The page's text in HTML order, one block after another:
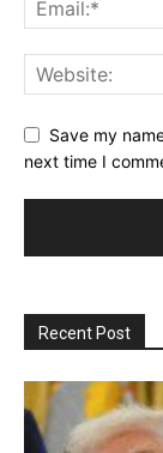
Save my
next time I
Recent Post